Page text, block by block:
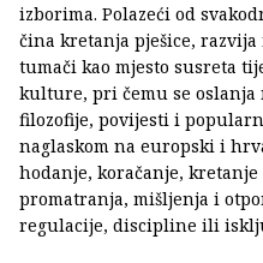
izborima. Polazeći od
čina kretanja pješice,
tumači kao mjesto susreta
kulture, pri čemu se
filozofije, povijesti i
naglaskom na europski i
hodanje, koračanje,
promatranja, mišljenja i
regulacije, discipline ili